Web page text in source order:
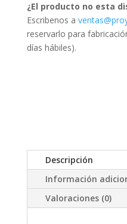
(Versión
corta)
cantidad
¿El producto no esta
Escribenos a
reservarlo para
días hábiles).
Descripción
Información
Valoraciones (0)